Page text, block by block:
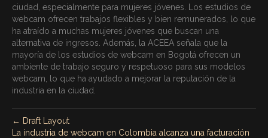
ciudad, especialmente para mujeres jóvenes. Los estudios de
webcam ofrecen trabajos flexibles y bien remunerados, lo que
ha atraído a muchas mujeres jóvenes que buscan una
alternativa de ingresos. Además, la ACEEA señala que la
mayoría de los estudios de webcam en Bogotá ofrecen un
ambiente de trabajo seguro y respetuoso para sus modelos
webcam, lo que ha ayudado a mejorar la reputación de la
industria en la ciudad.
← Draft Layout
La industria de webcam en Colombia alcanza una facturación